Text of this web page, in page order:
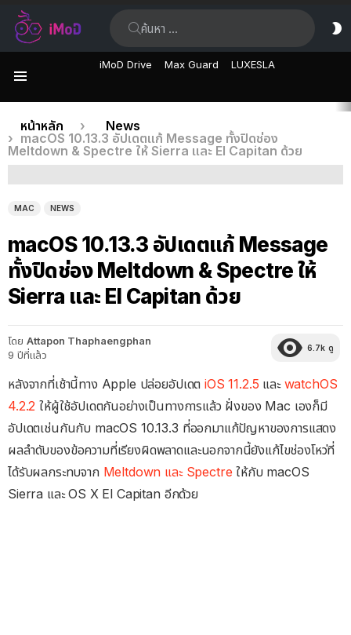
iMoD Drive Max Guard LUXESLA
เรื่อง
ล่าสุด
คุณอยู่ที่นี่:
หน้าหลัก
News
macOS 10.13.3 อัปเดตแก้ Message ทั้งปิดช่อง
Meltdown & Spectre ให้ Sierra และ El Capitan ด้วย
MAC NEWS
macOS 10.13.3 อัปเดตแก้ Message
ทั้งปิดช่อง Meltdown & Spectre ให้
Sierra และ El Capitan ด้วย
โดย Attapon Thaphaengphan
9 ปีที่แล้ว
6.7k ดู
หลังจากที่เช้านี้ทาง Apple ปล่อยอัปเดตiOS 11.2.5 และ watchOS
4.2.2 ให้ผู้ใช้อัปเดตกันอย่างเป็นทางการแล้ว ฝั่งของ Mac เองก็มี
อัปเดตเช่นกันกับ macOS 10.13.3 ที่ออกมาแก้ปัญหาของการแสดง
ผลลำดับของข้อความที่เรียงผิดพลาดและนอกจากนี้ยังแก้ไขช่องโหว่ที่
ได้รับผลกระทบจาก Meltdown และ Spectre ให้กับ macOS
Sierra และ OS X El Capitan อีกด้วย